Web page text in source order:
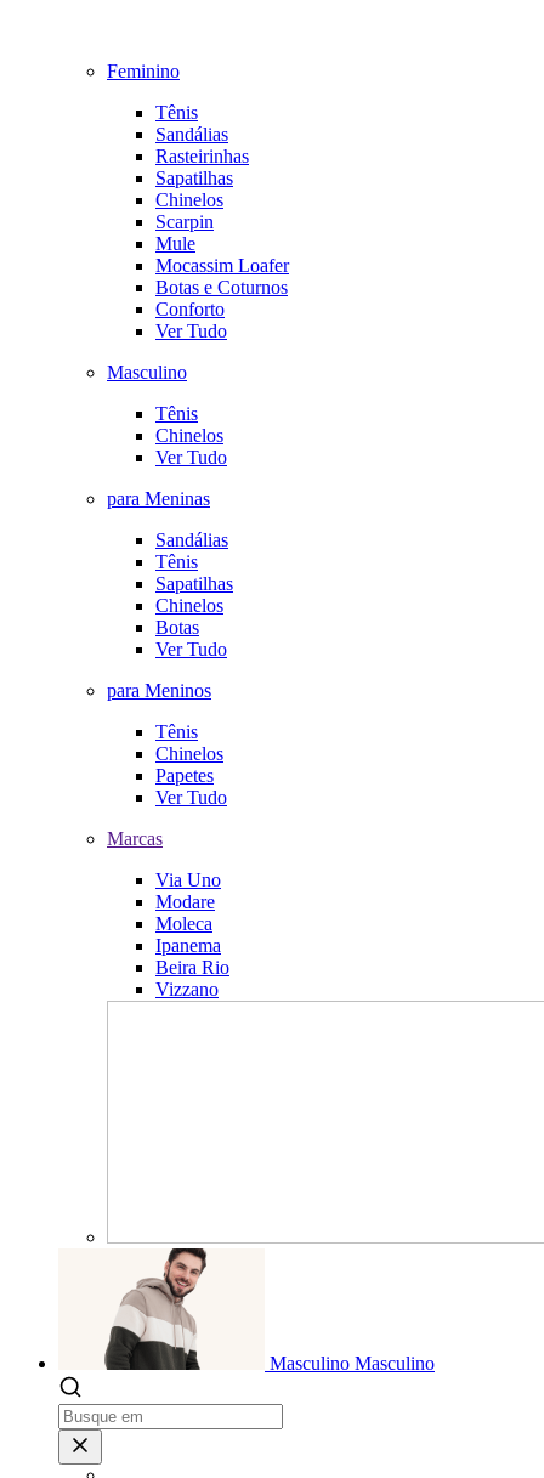
Feminino
Tênis
Sandálias
Rasteirinhas
Sapatilhas
Chinelos
Scarpin
Mule
Mocassim Loafer
Botas e Coturnos
Conforto
Ver Tudo
Masculino
Tênis
Chinelos
Ver Tudo
para Meninas
Sandálias
Tênis
Sapatilhas
Chinelos
Botas
Ver Tudo
para Meninos
Tênis
Chinelos
Papetes
Ver Tudo
Marcas
Via Uno
Modare
Moleca
Ipanema
Beira Rio
Vizzano
Masculino Masculino